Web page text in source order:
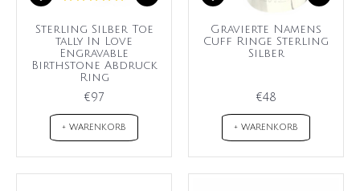
Sterling Silber Toe
tally In Love
Engravable
Birthstone Abdruck
Ring
€97
+ WARENKORB
Gravierte Namens
Cuff Ringe Sterling
Silber
€48
+ WARENKORB